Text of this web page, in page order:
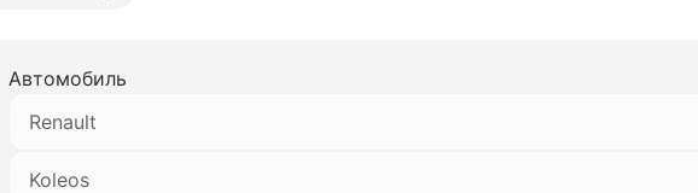
Автомобиль
Renault
Koleos